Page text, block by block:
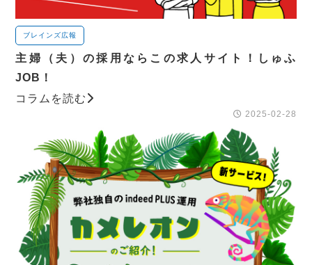
ブレインズ広報
主婦（夫）の採用ならこの求人サイト！しゅふ
JOB！
コラムを読む
2025-02-28